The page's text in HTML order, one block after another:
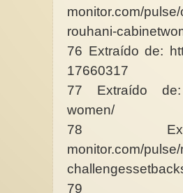
monitor.com/
rouhani-
76 Extraído de:
17660317
77 Extraído de:
women/
78
monitor.com/
79